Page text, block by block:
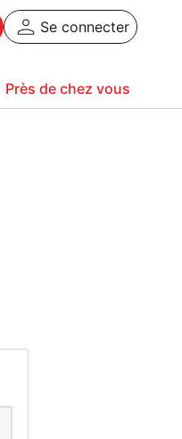
Se connecter
Près de chez vous